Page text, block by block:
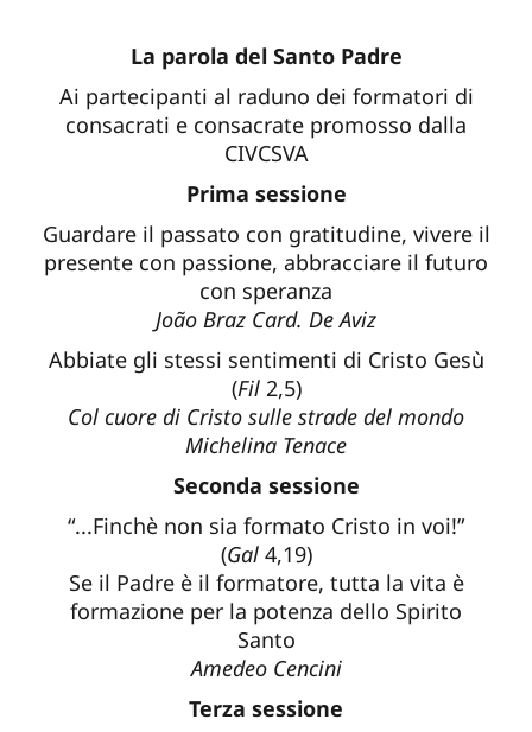
La parola del Santo Padre
Ai partecipanti al raduno dei formatori di
consacrati e consacrate promosso dalla
CIVCSVA
Prima sessione
Guardare il passato con gratitudine, vivere il
presente con passione, abbracciare il futuro
con speranza
João Braz Card. De Aviz
Abbiate gli stessi sentimenti di Cristo Gesù
(Fil2,5)
Col cuore di Cristo sulle strade del mondo
Michelina Tenace
Seconda sessione
“...Finchè non sia formato Cristo in voi!”
(Gal4,19)
Se il Padre è il formatore, tutta la vita è
formazione per la potenza dello Spirito
Santo
Amedeo Cencini
Terza sessione